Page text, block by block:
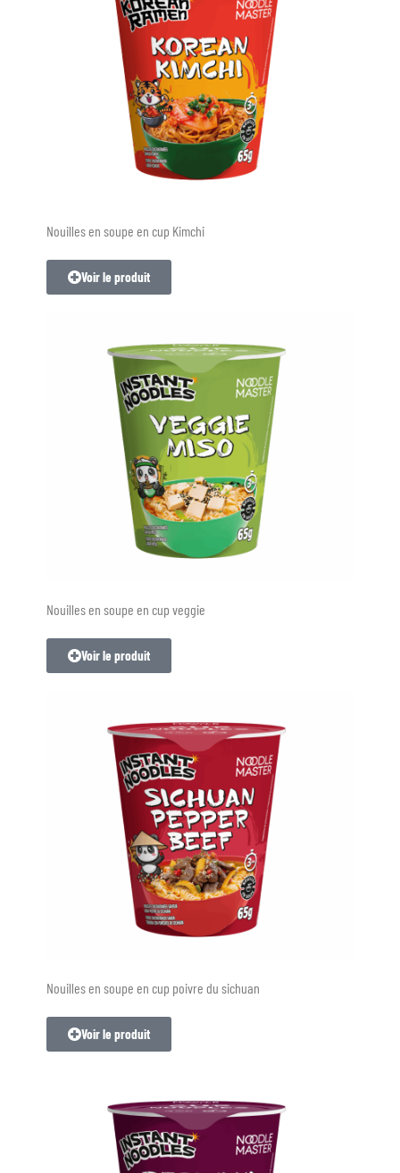
Nouilles en soupe en cup Kimchi
Voir le produit
Nouilles en soupe en cup veggie
Voir le produit
Nouilles en soupe en cup poivre du sichuan
Voir le produit